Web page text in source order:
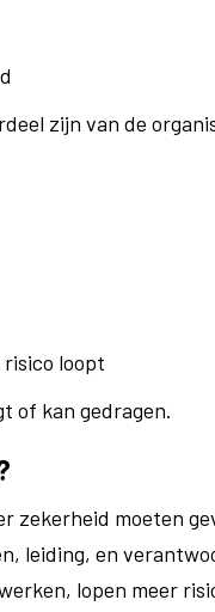
zijn van de
loopt
of kan gedragen.
zekerheid moeten
leiding, en
lopen meer